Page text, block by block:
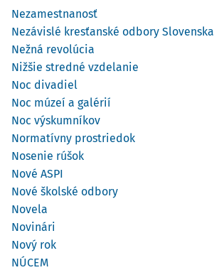
Nezamestnanosť
Nezávislé kresťanské odbory Slovenska
Nežná revolúcia
Nižšie stredné vzdelanie
Noc divadiel
Noc múzeí a galérií
Noc výskumníkov
Normatívny prostriedok
Nosenie rúšok
Nové ASPI
Nové školské odbory
Novela
Novinári
Nový rok
NÚCEM